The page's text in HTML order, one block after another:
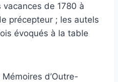
de 1780 à
précepteur ; les autels
évoqués à la table
d’Outre-